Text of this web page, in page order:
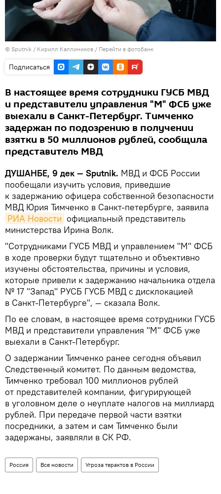
© Sputnik / Кирилл Каллиников / Перейти в фотобанк
Подписаться
В настоящее время сотрудники ГУСБ МВД
и представители управления "М" ФСБ уже
выехали в Санкт-Петербург. Тимченко
задержан по подозрению в получении
взятки в 50 миллионов рублей, сообщила
представитель МВД
ДУШАНБЕ, 9 дек — Sputnik. МВД и ФСБ России
пообещали изучить условия, приведшие
к задержанию офицера собственной безопасности
МВД Юрия Тимченко в Санкт-петербурге, заявила
РИА Новости официальный представитель
министерства Ирина Волк.
"Сотрудниками ГУСБ МВД и управлением "М" ФСБ
в ходе проверки будут тщательно и объективно
изучены обстоятельства, причины и условия,
которые привели к задержанию начальника отдела
№ 17 "Запад" РУСБ ГУСБ МВД с дисклокацией
в Санкт-Петербурге", — сказала Волк.
По ее словам, в настоящее время сотрудники ГУСБ
МВД и представители управления "М" ФСБ уже
выехали в Санкт-Петербург.
О задержании Тимченко ранее сегодня объявил
Следственный комитет. По данным ведомства,
Тимченко требовал 100 миллионов рублей
от представителей компании, фигурирующей
в уголовном деле о неуплате налогов на миллиард
рублей. При передаче первой части взятки
посредники, а затем и сам Тимченко были
задержаны, заявляли в СК РФ.
Россия Все новости Угроза терактов в России